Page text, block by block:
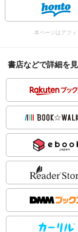
本ページはアフ
書店などで詳細を